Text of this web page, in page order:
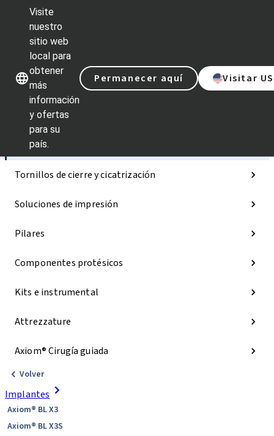
Visite
nuestro
sitio web
local para
obtener
más
información
y ofertas
para su
país.
Permanecer aquí Visitar
Categorías
Implantes
Tornillos de cierre y cicatrización
Soluciones de impresión
Pilares
Componentes protésicos
Kits e instrumental
Attrezzature
Axiom® Cirugía guiada
Volver
Implantes
Axiom® BL X3
Axiom® BL X3S